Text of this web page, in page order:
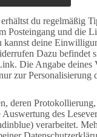
du regelmäßig
Posteingang und die
kannst deine
Dazu befindet
Die Angabe deines
zur Personalisierung
deren
Auswertung des
verarbeitet.